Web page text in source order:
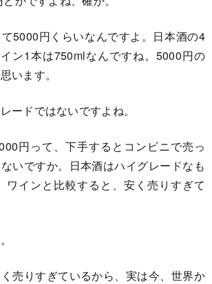
5000円くらいなんですよ。日本酒の4
ン1本は750mlなんですね。5000円の
います。
ードではないですよね。
円って、下手するとコンビニで売っ
いですか。日本酒はハイグレードなも
ワインと比較すると、安く売りすぎて
売りすぎているから、実は今、世界か